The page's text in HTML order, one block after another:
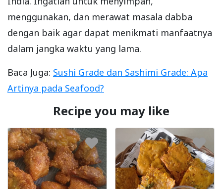
menggunakan, dan merawat masala dabba
dengan baik agar dapat menikmati manfaatnya
dalam jangka waktu yang lama.
Baca Juga: Sushi Grade dan Sashimi Grade: Apa
Artinya pada Seafood?
Recipe you may like